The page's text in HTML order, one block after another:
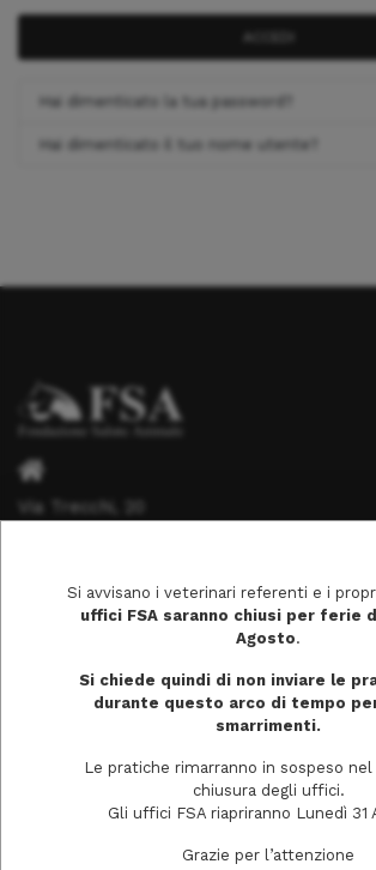
Hai dimenticato la tua password?
Hai dimenticato il tuo nome utente?
Via Trecchi, 20
info@fondazionesaluteanimale.it
Si avvisano i veterinari referenti e i
uffici FSA saranno chiusi per ferie
Agosto.
Si chiede quindi di non inviare le
durante questo arco di tempo
smarrimenti.
Le pratiche rimarranno in sospeso
chiusura degli uffici.
Gli uffici FSA riapriranno Lunedì 31
Grazie per l’attenzione